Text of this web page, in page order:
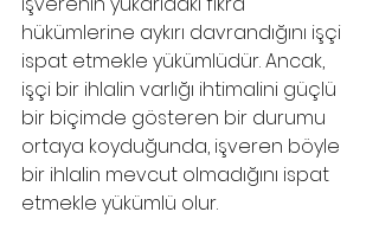
hükümlerine aykırı davrandığını işçi
ispat etmekle yükümlüdür. Ancak,
işçi bir ihlalin varlığı ihtimalini güçlü
bir biçimde gösteren bir durumu
ortaya koyduğunda, işveren böyle
bir ihlalin mevcut olmadığını ispat
etmekle yükümlü olur.